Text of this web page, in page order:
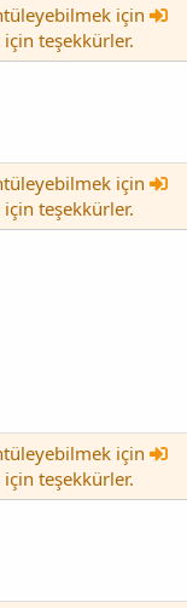
için
için teşekkürler.
için
için teşekkürler.
için
için teşekkürler.